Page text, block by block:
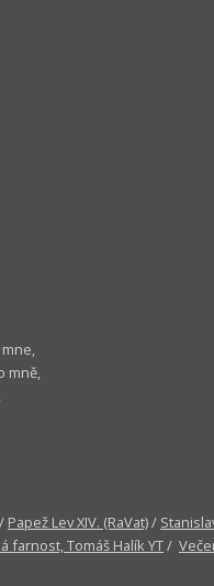
mně,
/ Papež Lev XIV. (RaVat)/
farnost, Tomáš Halík YT/